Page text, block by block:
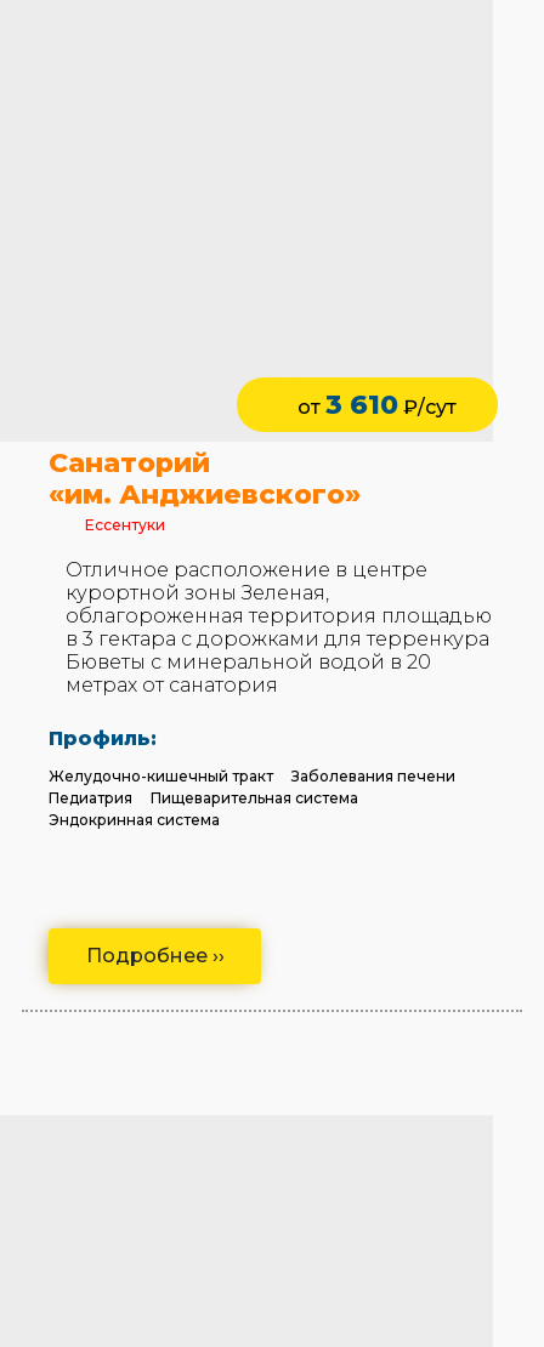
Подробнее ››
Санаторий
«им. Анджиевского»
Ессентуки
Отличное расположение в центре
курортной зоны Зеленая,
облагороженная территория площадью
в 3 гектара с дорожками для терренкура
Бюветы с минеральной водой в 20
метрах от санатория
Профиль:
Желудочно-кишечный тракт
Заболевания печени
Педиатрия
Пищеварительная система
Эндокринная система
от 3 610₽/сут